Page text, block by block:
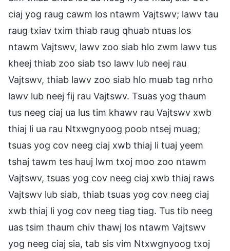
ciaj yog raug cawm los ntawm Vajtswv; lawv tau
raug txiav txim thiab raug qhuab ntuas los
ntawm Vajtswv, lawv zoo siab hlo zwm lawv tus
kheej thiab zoo siab tso lawv lub neej rau
Vajtswv, thiab lawv zoo siab hlo muab tag nrho
lawv lub neej fij rau Vajtswv. Tsuas yog thaum
tus neeg ciaj ua lus tim khawv rau Vajtswv xwb
thiaj li ua rau Ntxwgnyoog poob ntsej muag;
tsuas yog cov neeg ciaj xwb thiaj li tuaj yeem
tshaj tawm tes hauj lwm txoj moo zoo ntawm
Vajtswv, tsuas yog cov neeg ciaj xwb thiaj raws
Vajtswv lub siab, thiab tsuas yog cov neeg ciaj
xwb thiaj li yog cov neeg tiag tiag. Tus tib neeg
uas tsim thaum chiv thawj los ntawm Vajtswv
yog neeg ciaj sia, tab sis vim Ntxwgnyoog txoj